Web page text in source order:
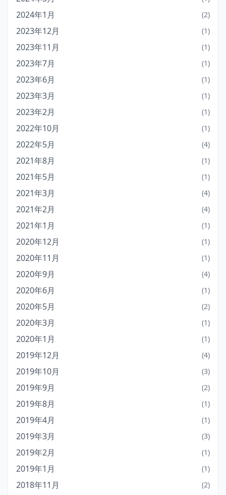
2024年1月 (2)
2023年12月 (1)
2023年11月 (1)
2023年7月 (1)
2023年6月 (1)
2023年3月 (1)
2023年2月 (1)
2022年10月 (1)
2022年5月 (4)
2021年8月 (1)
2021年5月 (1)
2021年3月 (4)
2021年2月 (4)
2021年1月 (1)
2020年12月 (1)
2020年11月 (1)
2020年9月 (4)
2020年6月 (1)
2020年5月 (2)
2020年3月 (1)
2020年1月 (1)
2019年12月 (4)
2019年10月 (3)
2019年9月 (2)
2019年8月 (1)
2019年4月 (1)
2019年3月 (3)
2019年2月 (1)
2019年1月 (1)
2018年11月 (2)